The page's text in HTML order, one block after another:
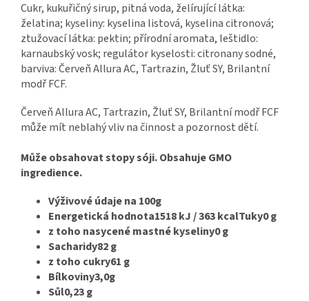
Cukr, kukuřičný sirup, pitná voda, želírující látka:
želatina; kyseliny: kyselina listová, kyselina citronová;
ztužovací látka: pektin; přírodní aromata, leštidlo:
karnaubský vosk; regulátor kyselosti: citronany sodné,
barviva: Červeň Allura AC, Tartrazin, Žluť SY, Brilantní
modř FCF.
Červeň Allura AC, Tartrazin, Žluť SY, Brilantní modř FCF
může mít neblahý vliv na činnost a pozornost dětí.
Může obsahovat stopy sóji. Obsahuje GMO
ingredience.
Výživové údaje na 100g
Energetická hodnota1518 kJ / 363 kcalTuky0 g
z toho nasycené mastné kyseliny0 g
Sacharidy82 g
z toho cukry61 g
Bílkoviny3,0g
Sůl0,23 g